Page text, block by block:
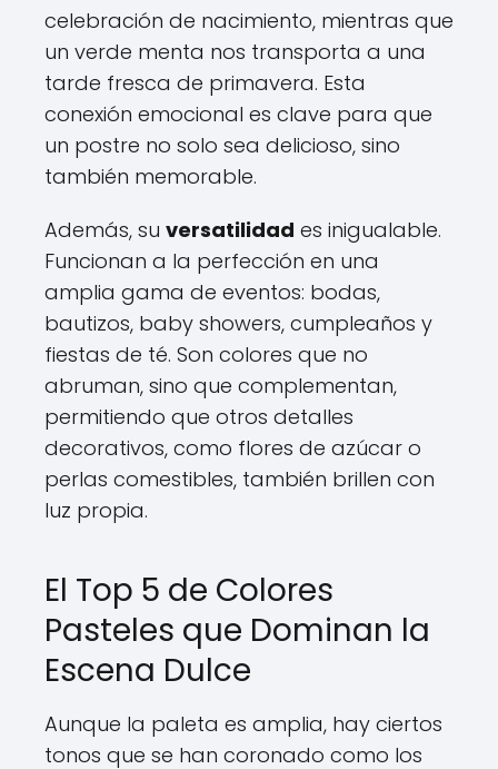
celebración de nacimiento, mientras que
un verde menta nos transporta a una
tarde fresca de primavera. Esta
conexión emocional es clave para que
un postre no solo sea delicioso, sino
también memorable.
Además, su versatilidad es inigualable.
Funcionan a la perfección en una
amplia gama de eventos: bodas,
bautizos, baby showers, cumpleaños y
fiestas de té. Son colores que no
abruman, sino que complementan,
permitiendo que otros detalles
decorativos, como flores de azúcar o
perlas comestibles, también brillen con
luz propia.
El Top 5 de Colores
Pasteles que Dominan la
Escena Dulce
Aunque la paleta es amplia, hay ciertos
tonos que se han coronado como los